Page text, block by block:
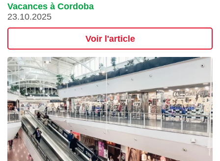
Vacances à Cordoba
23.10.2025
Voir l'article